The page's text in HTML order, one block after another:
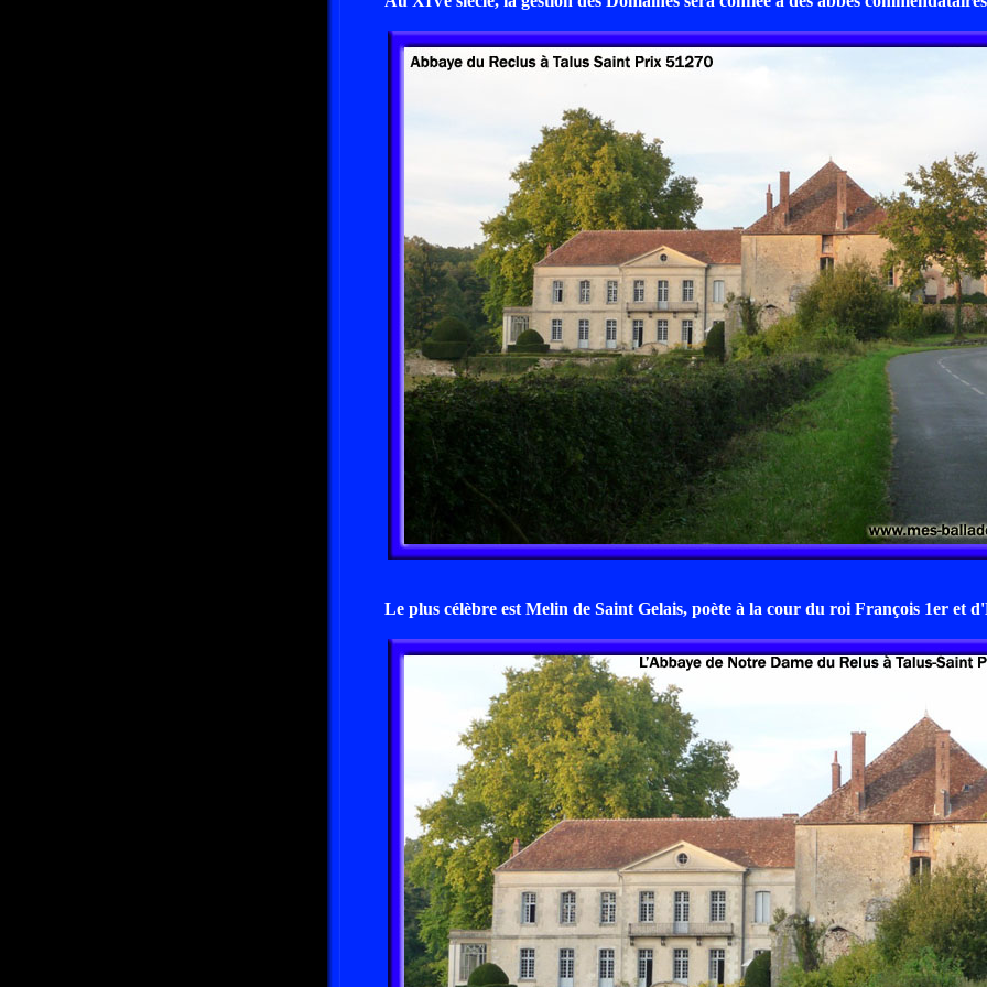
Le plus célèbre est Melin de Saint Gelais, poète à la cour du roi François 1er et